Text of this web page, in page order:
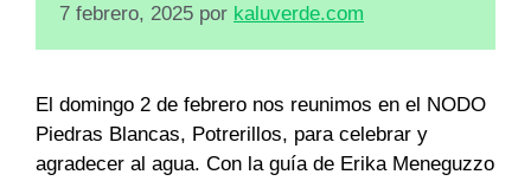
7 febrero, 2025 por kaluverde.com
El domingo 2 de febrero nos reunimos en el NODO
Piedras Blancas, Potrerillos, para celebrar y
agradecer al agua. Con la guía de Erika Meneguzzo